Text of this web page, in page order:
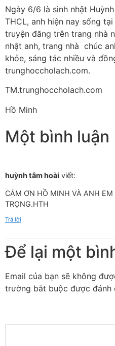
Ngày 6/6 là sinh nhật
THCL, anh hiện nay sống
truyện đăng trên trang nhà
nhật anh, trang nhà chúc
khỏe, sáng tác nhiều và
trunghoccholach.com.
TM.trunghoccholach.com
Hồ Minh
Một bình luận
huỳnh tâm hoài viết:
CÁM ƠN HỒ MINH VÀ ANH
TRỌNG.HTH
Trả lời
Để lại một
Email của bạn sẽ không
trường bắt buộc được đánh